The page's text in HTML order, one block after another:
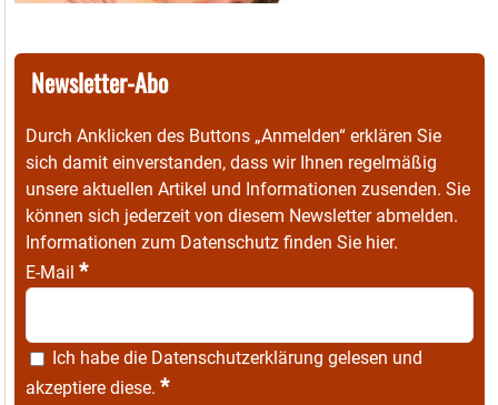
Newsletter-Abo
Durch Anklicken des Buttons „Anmelden“ erklären Sie
sich damit einverstanden, dass wir Ihnen regelmäßig
unsere aktuellen Artikel und Informationen zusenden. Sie
können sich jederzeit von diesem Newsletter abmelden.
Informationen zum Datenschutz finden Sie hier.
E-Mail *
Ich habe die Datenschutzerklärung gelesen und
akzeptiere diese. *